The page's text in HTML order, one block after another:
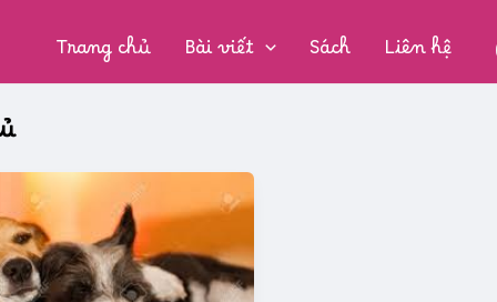
Trang chủ Bài viết Sách Liên hệ